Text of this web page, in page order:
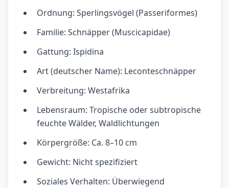
Ordnung: Sperlingsvögel (Passeriformes)
Familie: Schnäpper (Muscicapidae)
Gattung: Ispidina
Art (deutscher Name): Leconteschnäpper
Verbreitung: Westafrika
Lebensraum: Tropische oder subtropische
feuchte Wälder, Waldlichtungen
Körpergröße: Ca. 8–10 cm
Gewicht: Nicht spezifiziert
Soziales Verhalten: Überwiegend